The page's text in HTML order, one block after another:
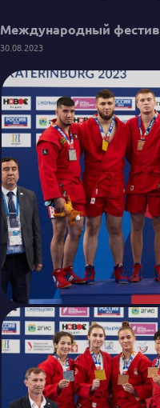
Международный
30.08.2023